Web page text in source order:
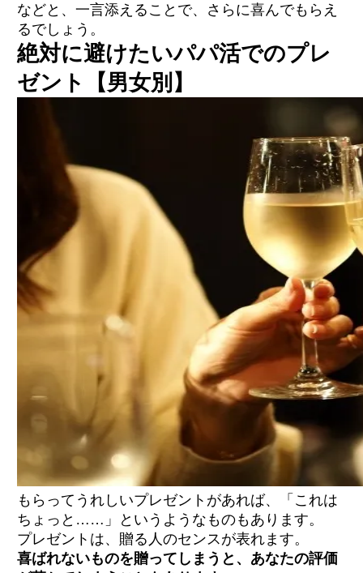
などと、一言添えることで、さらに喜んでもらえ
るでしょう。
絶対に避けたいパパ活でのプレ
ゼント【男女別】
もらってうれしいプレゼントがあれば、「これは
ちょっと……」というようなものもあります。
プレゼントは、贈る人のセンスが表れます。
喜ばれないものを贈ってしまうと、あなたの評価